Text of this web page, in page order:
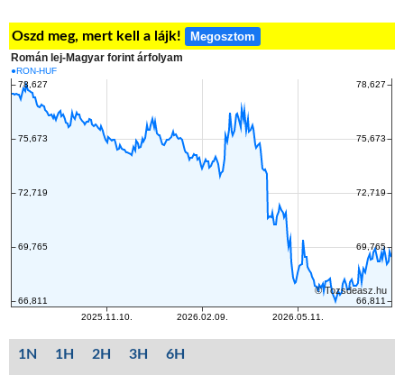
Oszd meg, mert kell a lájk! Megosztom
1N 1H 2H 3H 6H